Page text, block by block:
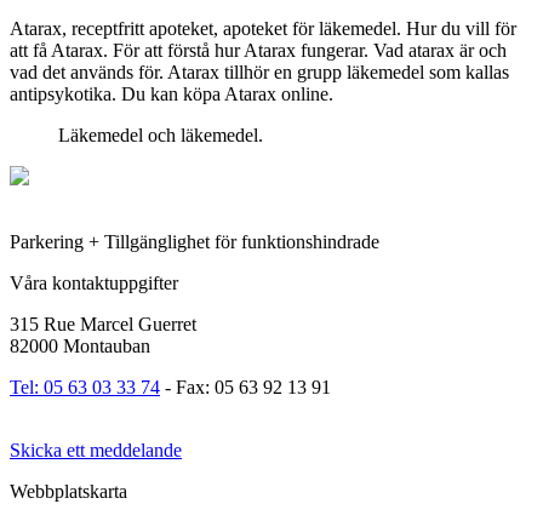
Atarax, receptfritt apoteket, apoteket för läkemedel. Hur du vill för
att få Atarax. För att förstå hur Atarax fungerar. Vad atarax är och
vad det används för. Atarax tillhör en grupp läkemedel som kallas
antipsykotika. Du kan köpa Atarax online.
Läkemedel och läkemedel.
Parkering + Tillgänglighet för funktionshindrade
Våra kontaktuppgifter
315 Rue Marcel Guerret
82000 Montauban
Tel: 05 63 03 33 74 - Fax: 05 63 92 13 91
Skicka ett meddelande
Webbplatskarta